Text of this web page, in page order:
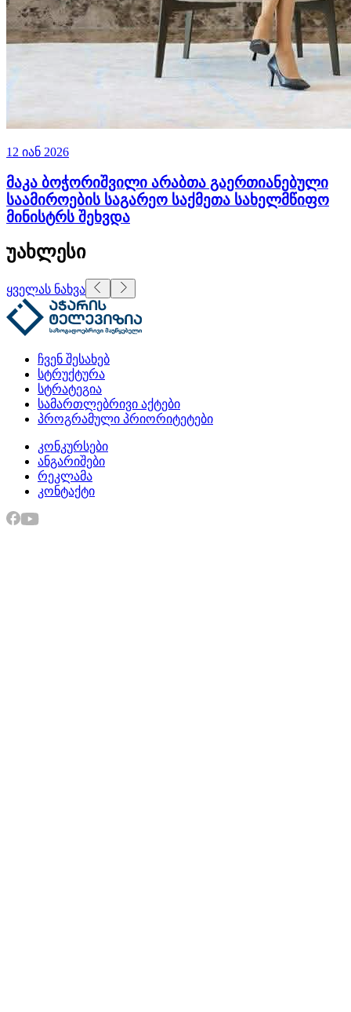
12 იან 2026
მაკა ბოჭორიშვილი არაბთა გაერთიანებული
საამიროების საგარეო საქმეთა სახელმწიფო
მინისტრს შეხვდა
უახლესი
ყველას ნახვა
ჩვენ შესახებ
სტრუქტურა
სტრატეგია
სამართლებრივი აქტები
პროგრამული პრიორიტეტები
კონკურსები
ანგარიშები
რეკლამა
კონტაქტი